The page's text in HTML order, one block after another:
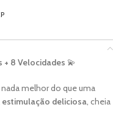
+ 8 Velocidades 💫
melhor do que uma
estimulação deliciosa , cheia